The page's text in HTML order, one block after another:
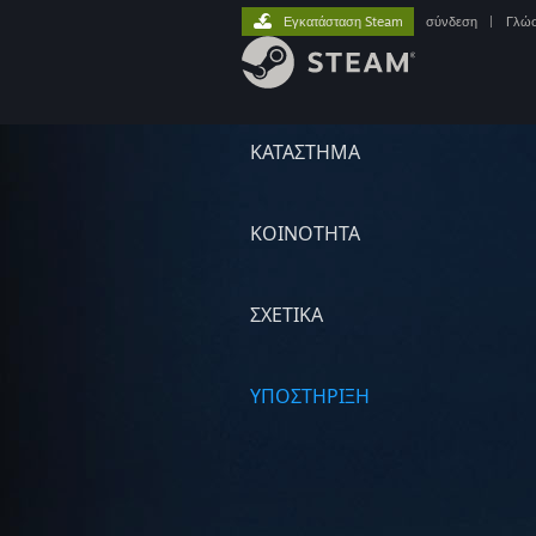
ΚΑΤΑΣΤΗΜΑ
ΚΟΙΝΟΤΗΤΑ
ΣΧΕΤΙΚΆ
ΥΠΟΣΤΗΡΙΞΗ
Εγκατάσταση Steam σύνδεση